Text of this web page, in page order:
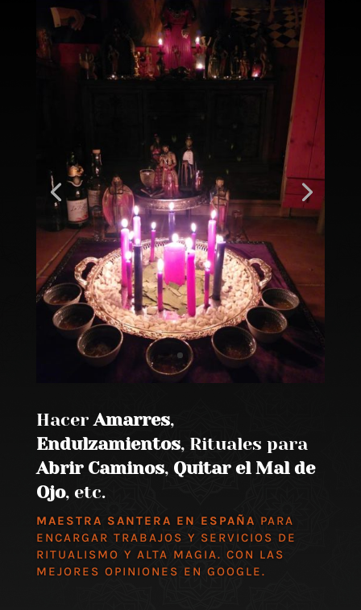
Hacer Amarres,
Endulzamientos, Rituales para
Abrir Caminos, Quitar el Mal de
Ojo, etc.
MAESTRA SANTERA EN ESPAÑA PARA
ENCARGAR TRABAJOS Y SERVICIOS DE
RITUALISMO Y ALTA MAGIA. CON LAS
MEJORES OPINIONES EN GOOGLE.